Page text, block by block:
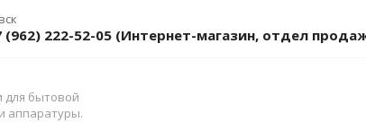
(962) 222-52-05 (Интернет-магазин, отдел
для бытовой
аппаратуры.